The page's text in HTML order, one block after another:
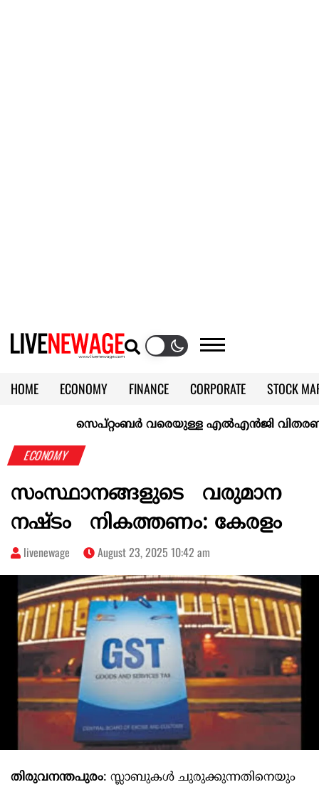
HOME ECONOMY FINANCE CORPORATE
STOCK
KERALA @70
സെപ്റ്റംബർ വരെയുള്ള എൽഎൻജി വിതരണം
ECONOMY
സംസ്ഥാനങ്ങളുടെ വരുമാന
നഷ്‌ടം നികത്തണം: കേരളം
livenewage August 23, 2025 10:42 am
തിരുവനന്തപുരം: സ്ലാബുകൾ ചുരുക്കുന്നതിനെയും